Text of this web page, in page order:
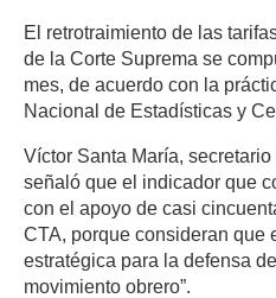
El retrotraimiento de las
de la Corte Suprema se
mes, de acuerdo con la
Nacional de Estadísticas y
Víctor Santa María,
señaló que el indicador que
con el apoyo de casi
CTA, porque consideran que
estratégica para la defensa
movimiento obrero”.